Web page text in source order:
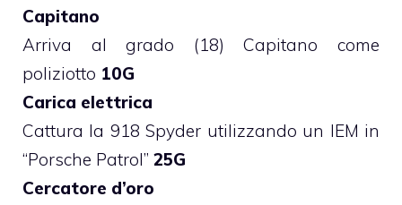
Capitano
Arriva al grado (18) Capitano come
poliziotto 10G
Carica elettrica
Cattura la 918 Spyder utilizzando un IEM in
“Porsche Patrol” 25G
Cercatore d’oro